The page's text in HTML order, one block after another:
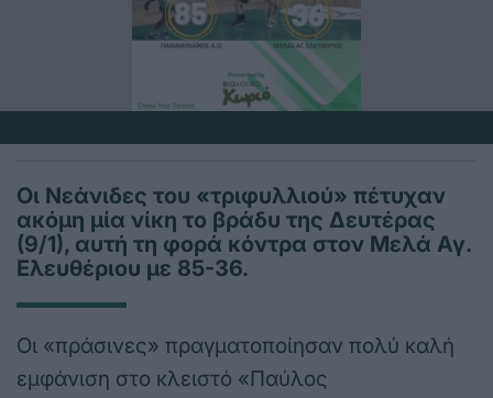
Οι Νεάνιδες του «τριφυλλιού» πέτυχαν
ακόμη μία νίκη το βράδυ της Δευτέρας
(9/1), αυτή τη φορά κόντρα στον Μελά Αγ.
Ελευθέριου με 85-36.
Οι «πράσινες» πραγματοποίησαν πολύ καλή
εμφάνιση στο κλειστό «Παύλος